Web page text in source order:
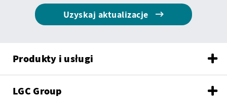
Uzyskaj aktualizacje
Produkty i usługi
LGC Group